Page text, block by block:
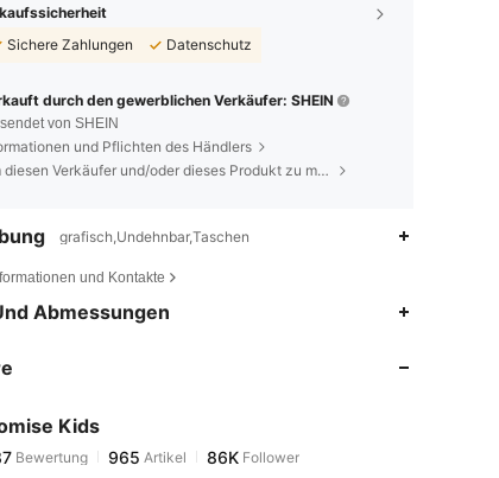
Sichere Zahlungen
Datenschutz
durch den gewerblichen Verkäufer: SHEIN
von SHEIN
und Pflichten des Händlers
Um diesen Verkäufer und/oder dieses Produkt zu melden
grafisch,Undehnbar,Taschen
und Kontakte
Abmessungen
Kids
Bewertung
4***9bezahltVor 1 Tag